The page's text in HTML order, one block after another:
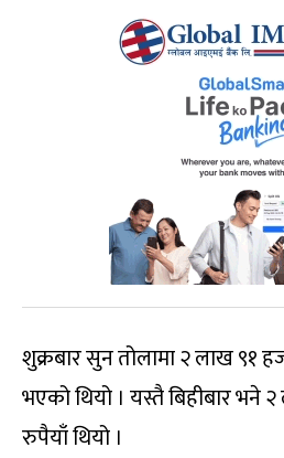
शुक्रबार सुन तोलामा २ लाख ९१
भएको थियो । यस्तै बिहीबार भने
रुपैयाँ थियो ।